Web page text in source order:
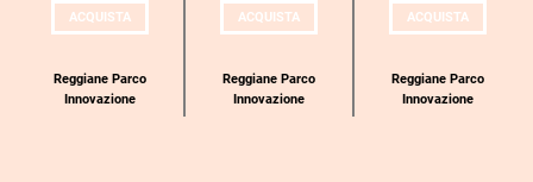
ACQUISTAUN
BIGLIETTO
Reggiane Parco
Innovazione
ACQUISTAUN
BIGLIETTO
Reggiane Parco
Innovazione
ACQUISTAUN
BIGLIETTO
Reggiane Parco
Innovazione